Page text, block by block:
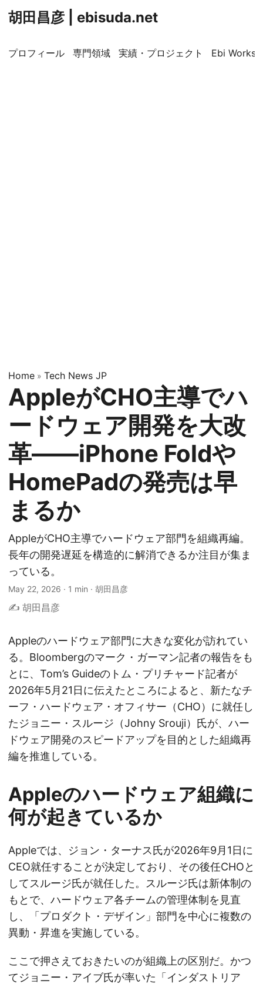
胡田昌彦 | ebisuda.net
プロフィール 専門領域 実績・プロジェクト Ebi
Home » Tech News JP
AppleがCHO主導でハ
ードウェア開発を大改
革——iPhone Foldや
HomePadの発売は早
まるか
AppleがCHO主導でハードウェア部門を組織再編。
長年の開発遅延を構造的に解消できるか注目が集ま
っている。
May 22, 2026 · 1 min · 胡田昌彦
✍️ 胡田昌彦
Appleのハードウェア部門に大きな変化が訪れてい
る。Bloombergのマーク・ガーマン記者の報告をも
とに、Tom’s Guideのトム・プリチャード記者が
2026年5月21日に伝えたところによると、新たなチ
ーフ・ハードウェア・オフィサー（CHO）に就任し
たジョニー・スルージ（Johny Srouji）氏が、ハー
ドウェア開発のスピードアップを目的とした組織再
編を推進している。
Appleのハードウェア組織に
何が起きているか
Appleでは、ジョン・ターナス氏が2026年9月1日に
CEO就任することが決定しており、その後任CHOと
してスルージ氏が就任した。スルージ氏は新体制の
もとで、ハードウェア各チームの管理体制を見直
し、「プロダクト・デザイン」部門を中心に複数の
異動・昇進を実施している。
ここで押さえておきたいのが組織上の区別だ。かつ
てジョニー・アイブ氏が率いた「インダストリア